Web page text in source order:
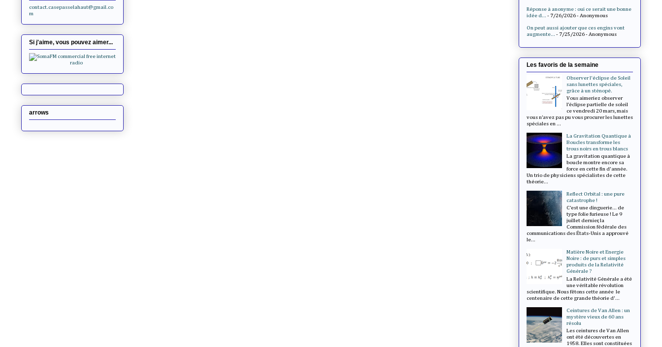
contact.casepasselahaut@gmail.co
m
Si j'aime, vous pouvez aimer...
arrows
Réponse à anonyme : oui ce serait une bonne
idée d... - 7/26/2026- Anonymous
On peut aussi ajouter que ces engins vont
augmente... - 7/25/2026- Anonymous
Les favoris de la semaine
Observer l'éclipse de Soleil
sans lunettes spéciales,
grâce à un sténopé.
Vous aimeriez observer
l’éclipse partielle de soleil
ce vendredi 20 mars, mais
vous n’avez pas pu vous procurer les lunettes
spéciales en ...
La Gravitation Quantique à
Boucles transforme les
trous noirs en trous blancs
La gravitation quantique à
boucle montre encore sa
force en cette fin d'année.
Un trio de physiciens spécialistes de cette
théorie...
Reflect Orbital : une pure
catastrophe !
C’est une dinguerie... de
type folie furieuse ! Le 9
juillet dernier, la
Commission fédérale des
communications des États-Unis a approuvé
le...
Matière Noire et Energie
Noire : de purs et simples
produits de la Relativité
Générale ?
La Relativité Générale a été
une véritable révolution
scientifique. Nous fêtons cette année le
centenaire de cette grande théorie d'...
Ceintures de Van Allen : un
mystère vieux de 60 ans
résolu
Les ceintures de Van Allen
ont été découvertes en
1958. Elles sont constituées